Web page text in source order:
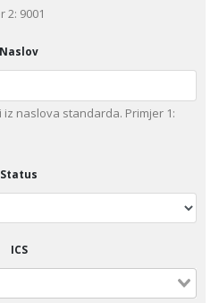
2: 9001
Naslov
naslova standarda. Primjer 1:
Status
ICS